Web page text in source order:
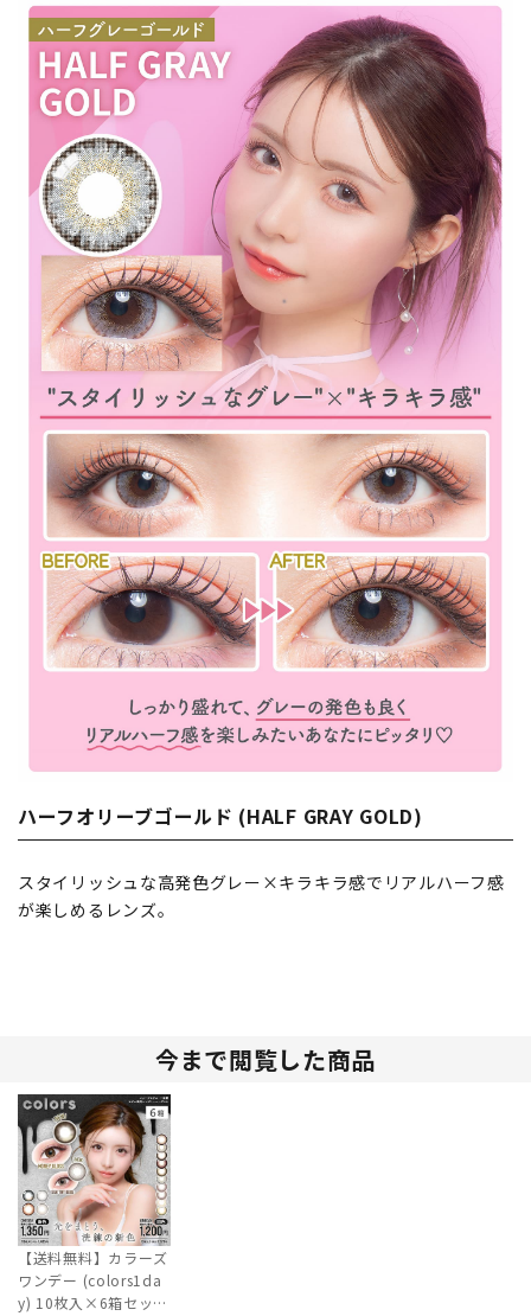
ハーフオリーブゴールド (HALF GRAY GOLD)
スタイリッシュな高発色グレー×キラキラ感でリアルハーフ感
が楽しめるレンズ。
今まで閲覧した商品
【送料無料】カラーズ
ワンデー (colors1da
y) 10枚入×6箱セット